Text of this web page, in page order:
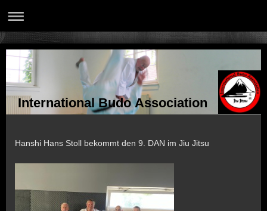
International Budo Association
Hanshi Hans Stoll bekommt den 9. DAN im Jiu Jitsu